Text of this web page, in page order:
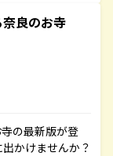
良のお寺
の最新版が登
かけませんか？